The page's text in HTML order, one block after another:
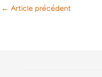
← Article précédent